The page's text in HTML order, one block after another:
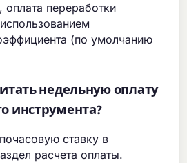
оплата переработки
(по умолчанию
недельную оплату
инструмента?
ставку в
расчета оплаты.